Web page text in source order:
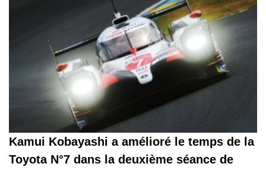
Kamui Kobayashi a amélioré le temps de la
Toyota N°7 dans la deuxième séance de